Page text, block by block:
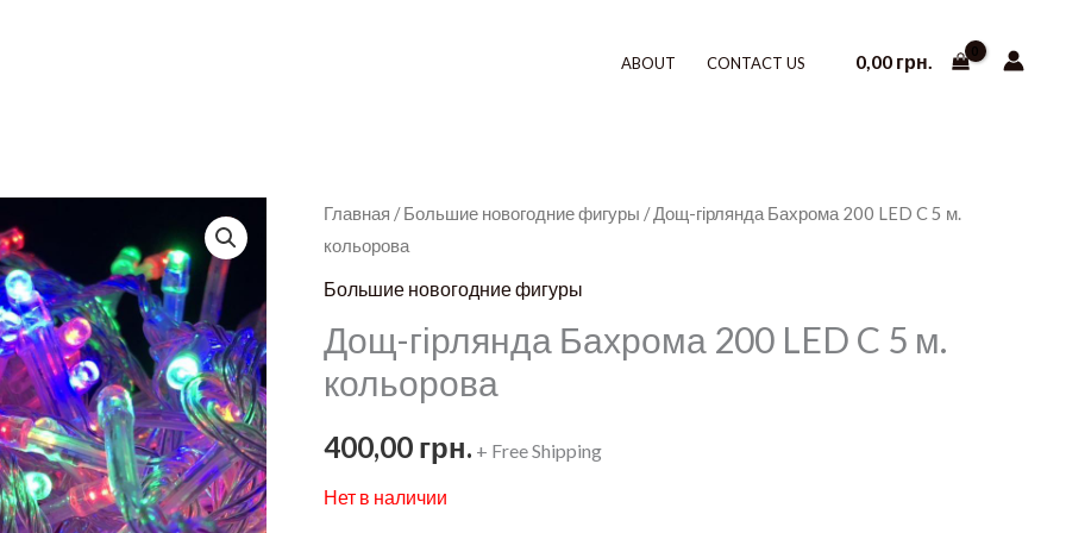
ABOUT CONTACT US 0,00 грн.
Главная /Большие новогодние фигуры / Дощ-гірлянда Бахрома 200 LED C 5 м.
кольорова
Большие новогодние фигуры
Дощ-гірлянда Бахрома 200 LED C 5 м.
кольорова
400,00 грн. + Free Shipping
Нет в наличии